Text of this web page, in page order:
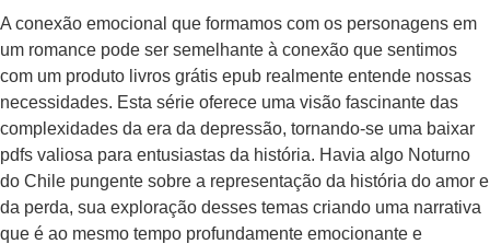
A conexão emocional que formamos com os personagens em
um romance pode ser semelhante à conexão que sentimos
com um produto livros grátis epub realmente entende nossas
necessidades. Esta série oferece uma visão fascinante das
complexidades da era da depressão, tornando-se uma baixar
pdfs valiosa para entusiastas da história. Havia algo Noturno
do Chile pungente sobre a representação da história do amor e
da perda, sua exploração desses temas criando uma narrativa
que é ao mesmo tempo profundamente emocionante e